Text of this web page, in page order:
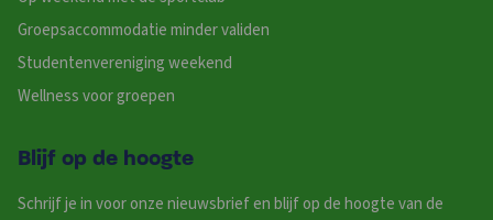
Groepsaccommodatie minder validen
Studentenvereniging weekend
Wellness voor groepen
Blijf op de hoogte
Schrijf je in voor onze nieuwsbrief en blijf op de hoogte van de